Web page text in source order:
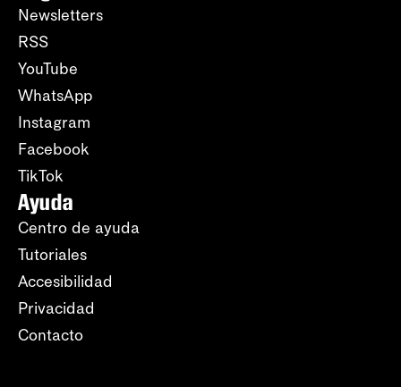
Newsletters
RSS
YouTube
WhatsApp
Instagram
Facebook
TikTok
Ayuda
Centro de ayuda
Tutoriales
Accesibilidad
Privacidad
Contacto